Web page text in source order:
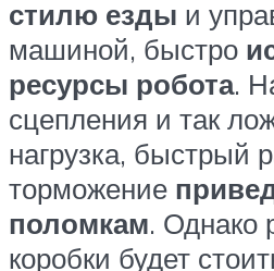
стилю езды и
машиной, быстро
ресурсы робота.
сцепления и так
нагрузка, быстрый
торможение
поломкам. Однако
коробки будет